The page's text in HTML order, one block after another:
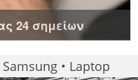
24 σημείων
• Laptop